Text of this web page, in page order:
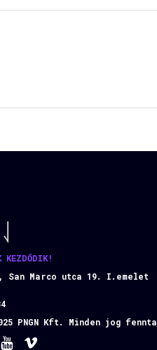
KEZDŐDIK!
San Marco utca 19. I.emelet
PNGN Kft. Minden jog